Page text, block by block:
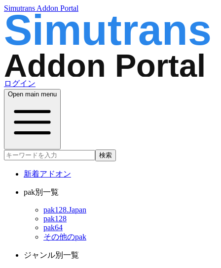
Simutrans Addon Portal
ログイン
Open main menu
検索
新着アドオン
pak別一覧
pak128.Japan
pak128
pak64
その他のpak
ジャンル別一覧